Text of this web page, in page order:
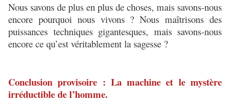
Nous savons de plus en plus de choses, mais savons-nous
encore pourquoi nous vivons ? Nous maîtrisons des
puissances techniques gigantesques, mais savons-nous
encore ce qu’est véritablement la sagesse ?
Conclusion provisoire : La machine et le mystère
irréductible de l’homme.